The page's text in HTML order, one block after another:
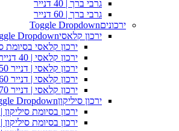
גרבי ברך | 40 דנייר
גרבי ברך | 60 דנייר
ירכוניםToggle Dropdown
ירכון קלאסי Toggle Dropdown
ירכון קלאסי בסיומת סנדל – 20 דנייר
ירכון קלאסי | 40 דנייר
ירכון קלאסי | דנייר 50 – אטום
ירכון קלאסי | דנייר 60
ירכון קלאסי | דנייר 70 – אטום
ירכון סיליקוןToggle Dropdown
ירכון בסיומת סיליקון | דנייר 20
ירכון בסיומת סיליקון | דנייר 40